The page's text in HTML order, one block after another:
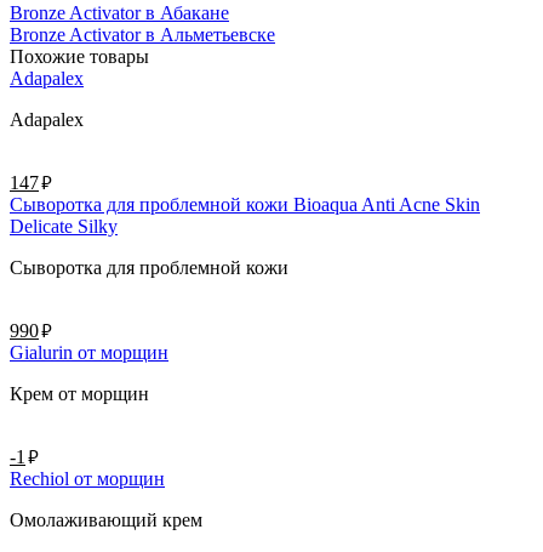
Bronze Activator в Абакане
Bronze Activator в Альметьевске
Похожие товары
Adapalex
Adapalex
147руб.
Сыворотка для проблемной кожи Bioaqua Anti Acne Skin
Delicate Silky
Сыворотка для проблемной кожи
990руб.
Gialurin от морщин
Крем от морщин
-1 руб.
Rechiol от морщин
Омолаживающий крем